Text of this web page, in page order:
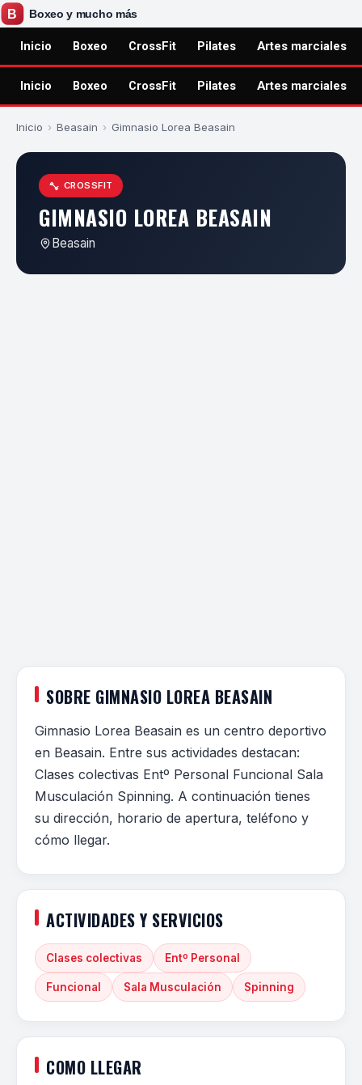
Inicio Boxeo CrossFit Pilates Artes marciales
Inicio Boxeo CrossFit Pilates Artes marciales
Inicio › Beasain › Gimnasio Lorea Beasain
CROSSFIT
GIMNASIO LOREA BEASAIN
Beasain
SOBRE GIMNASIO LOREA BEASAIN
Gimnasio Lorea Beasain es un centro deportivo
en Beasain. Entre sus actividades destacan:
Clases colectivas Entº Personal Funcional Sala
Musculación Spinning. A continuación tienes
su dirección, horario de apertura, teléfono y
cómo llegar.
ACTIVIDADES Y SERVICIOS
Clases colectivas Entº Personal
Funcional Sala Musculación Spinning
COMO LLEGAR